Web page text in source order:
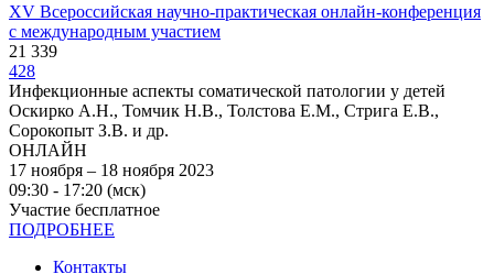
XV Всероссийская научно-практическая онлайн-конференция
с международным участием
21 339
428
Инфекционные аспекты соматической патологии у детей
Оскирко А.Н., Томчик Н.В., Толстова Е.М., Стрига Е.В.,
Сорокопыт З.В. и др.
ОНЛАЙН
17 ноября – 18 ноября 2023
09:30 - 17:20 (мск)
Участие бесплатное
ПОДРОБНЕЕ
Контакты